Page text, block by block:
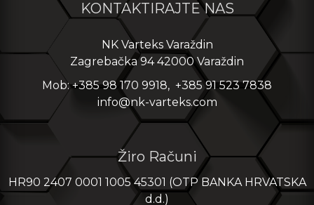
KONTAKTIRAJTE NAS
NK Varteks Varaždin
Zagrebačka 94 42000 Varaždin
Mob: +385 98 170 9918, +385 91 523 7838
info@nk-varteks.com
Žiro Računi
HR90 2407 0001 1005 45301 (OTP BANKA HRVATSKA
d.d.)